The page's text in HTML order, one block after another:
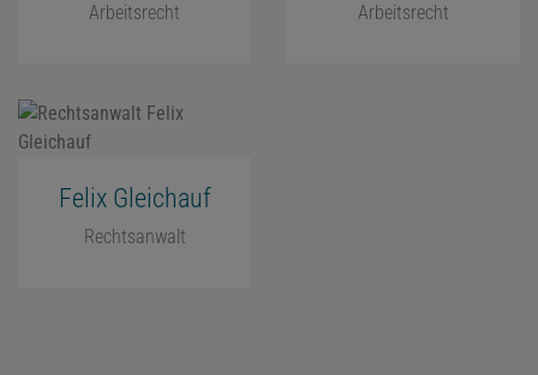
Arbeitsrecht
Arbeitsrecht
Felix Gleichauf
Rechtsanwalt